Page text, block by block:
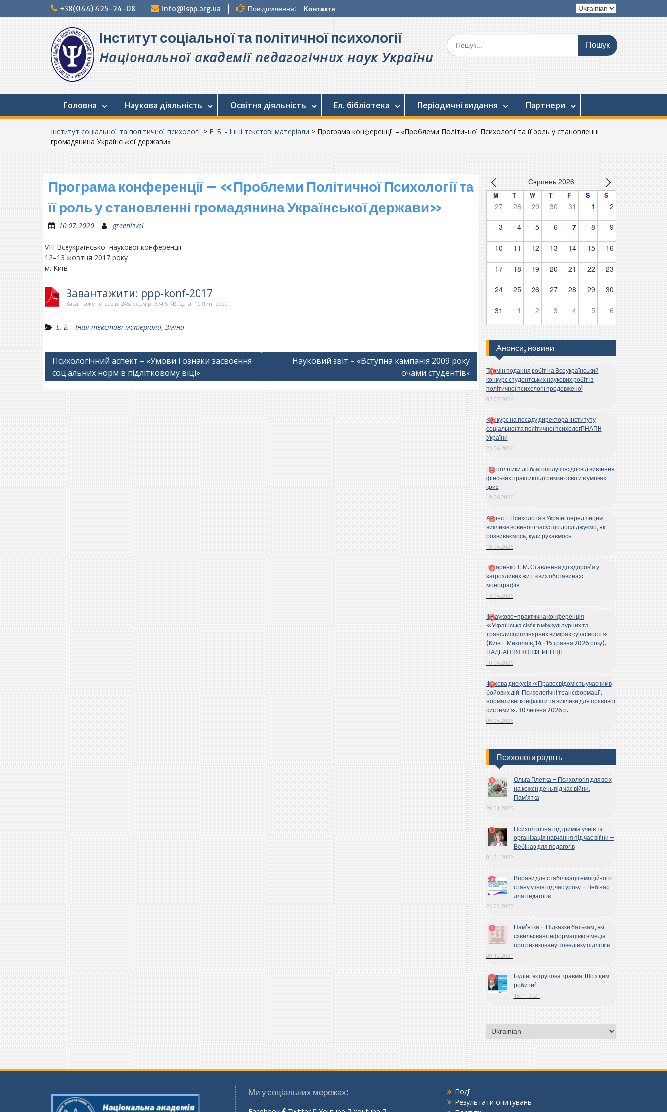
до
+38(044) 425-24-08 info@ispp.org.ua Повідомлення: Контакти
Вибрати
мову
Інститут соціальної та політичної психології
Національної академії педагогічних наук України
Шукати:
Головна Наукова діяльність Освітня діяльність Ел. бібліотека Періодичні видання Партнери
Інститут соціальної та політичної психології > Е. Б. - Інші текстові матеріали > Програма конференції – «Проблеми Політичної Психології та її роль у становленні
громадянина Української держави»
Програма конференції – «Проблеми Політичної Психології та
її роль у становленні громадянина Української держави»
10.07.2020 greenlevel
VIII Всеукраїнської наукової конференції
12–13 жовтня 2017 року
м. Київ
Завантажити: ppp-konf-2017
Завантажено разів: 245, розмір: 674.5 KB, дата: 10 Лип. 2020
Е. Б. - Інші текстові матеріали, Зміни
Навігація
записів
Психологічний аспект – «Умови і ознаки засвоєння
соціальних норм в підлітковому віці»
Науковий звіт – «Вступна кампанія 2009 року
очами студентів»
Серпень 2026
M T W T F S S
27 28 29 30 31 1 2
3 4 5 6 7 8 9
10 11 12 13 14 15 16
17 18 19 20 21 22 23
24 25 26 27 28 29 30
31 1 2 3 4 5 6
Анонси, новини
Термін подання робіт на Всеукраїнський
конкурс студентських наукових робіт із
політичної психології продовжено!
07.07.2026
Конкурс на посаду директора Інституту
соціальної та політичної психології НАПН
України
23.06.2026
Від політики до благополуччя: досвід вивчення
фінських практик підтримки освіти в умовах
криз
19.06.2026
Анонс – Психологія в Україні перед лицем
викликів воєнного часу: що досліджуємо, як
розвиваємось, куди рухаємось
18.06.2026
Титаренко Т. М. Ставлення до здоров’я у
загрозливих життєвих обставинах:
монографія
16.06.2026
ІІ Науково-практична конференція
«Українська сім’я в міжкультурних та
трансдисциплінарних вимірах сучасності»
(Київ – Миколаїв, 14 -15 травня 2026 року).
НАДБАННЯ КОНФЕРЕНЦІЇ
10.06.2026
Фахова дискусія «Правосвідомість учасників
бойових дій: Психологічні трансформації,
нормативні конфлікти та виклики для правової
системи». 30 червня 2026 р.
09.06.2026
Психологи радять
Ольга Плетка – Психологія для всіх
на кожен день під час війни.
Пам’ятка
20.01.2025
Психологічна підтримка учнів та
організація навчання під час війни –
Вебінар для педагогів
01.04.2022
Вправи для стабілізації емоційного
стану учнів під час уроку – Вебінар
для педагогів
26.03.2022
Пам’ятка – Підказки батькам, які
схвильовані інформацією в медіа
про ризиковану поведінку підлітків
20.12.2021
Булінг як групова травма: Що з цим
робити?
15.11.2021
Вибрати
мову
Ми у соціальних мережах:
Події
Результати опитувань